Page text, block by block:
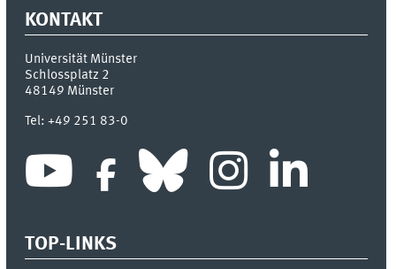
KONTAKT
Universität Münster
Schlossplatz 2
48149 Münster
Tel:+49 251 83-0
TOP-LINKS